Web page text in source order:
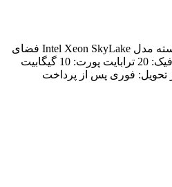
رم: 16 گیگابایت پردازنده: 8 هسته مدل Intel Xeon SkyLake فضای
هارد: 160 گیگابایت NVMe ترافیک: 20 ترابایت پورت: 10 گیگابیت
تحویل: فوری پس از پرداخت